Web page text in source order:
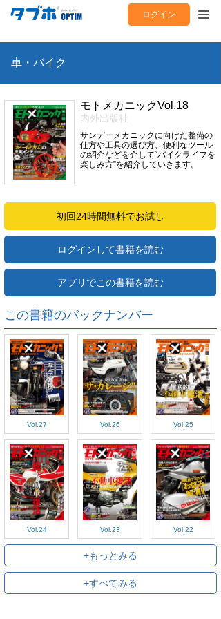
ログイン
車・バイク
モトメカニックVol.18
内外出版社
サンデーメカニックに向けた整備の
仕方や工具の選び方、便利なツール
の紹介などを介して“バイクライフを
楽しみ方”を紹介していきます。
初回24時間無料でお試し
ログインして書籍を読む
アプリでこの書籍を読む
この書籍のバックナンバー
Vol.27 Vol.26 Vol.25
Vol.24 Vol.23 Vol.22
+もっとみる
+すべてみる